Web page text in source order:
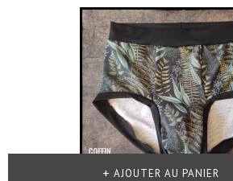
AJOUTER AU PANIER